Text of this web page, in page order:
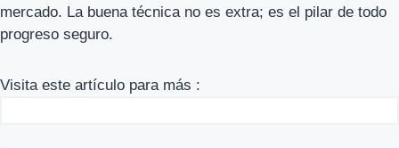
mercado. La buena técnica no es extra; es el pilar de todo
progreso seguro.
Visita este artículo para más :